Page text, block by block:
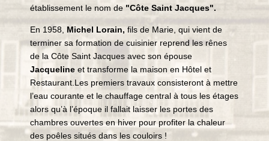
établissement le nom de "Côte Saint Jacques".
En 1958, Michel Lorain,fils de Marie, qui vient de
terminer sa formation de cuisinier reprend les rênes
de la Côte Saint Jacques avec son épouse
Jacqueline et transforme la maison en Hôtel et
Restaurant.Les premiers travaux consisteront à mettre
l’eau courante et le chauffage central à tous les étages
alors qu’à l’époque il fallait laisser les portes des
chambres ouvertes en hiver pour profiter la chaleur
des poêles situés dans les couloirs !